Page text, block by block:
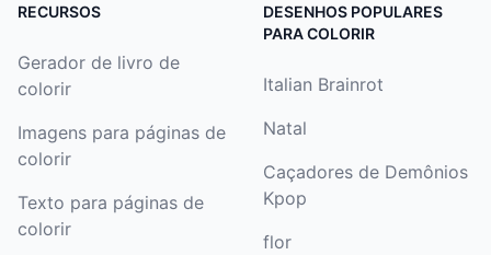
RECURSOS
Gerador de livro de
colorir
Imagens para páginas de
colorir
Texto para páginas de
colorir
DESENHOS POPULARES
PARA COLORIR
Italian Brainrot
Natal
Caçadores de Demônios
Kpop
flor